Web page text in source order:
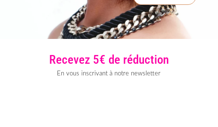
Recevez 5€ de réduction
En vous inscrivant à notre newsletter